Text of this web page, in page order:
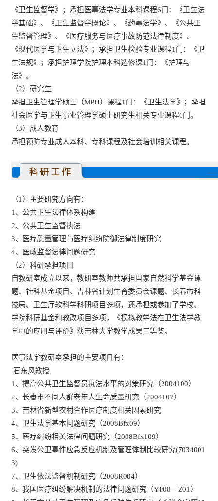
《卫生监督学》；承担医事法学专业本科课程6门：《卫生法
学基础》、《卫生监督学概论》、《药事法学》、《公共卫
生监督管理》、《医疗服务与医疗事故防范法律制度》、
《现代医学与卫生立法》；承担卫生检验专业课程1门：《卫
生法规》；承担护理学院护理本科选修课1门：《护理与
法》。
（2）研究生
承担卫生管理学硕士（MPH）课程1门：《卫生法学》；承担
社会医学与卫生事业管理学硕士研究生相关专业课程6门。
（3）成人教育
承担预防专业成人本科、专科课程及社会培训相关课程。
（1）主要研究方向有：
1、公共卫生法律体系构建
2、公共卫生监督执法
3、医疗质量管理与医疗纠纷防御法律制度研究
4、医政监督法律问题研究
（2）科研承担项目
自教研室成立以来，教研室教师共承担国家自然科学基金课
题、社科基金项目、吉林省计划生育委员会课题、长春市科
技局、卫生厅软科学科研项目多项，还承担或参加了学校、
学院科研基金和教改项目多项，《模拟教学法在卫生法学教
学中的应用与评价》获吉林大学教学成果三等奖。
医事法学教研室承担的主要项目有：
石东风教授
1、提高公共卫生监督员执法水平的对策研究（2004100）
2、长春市不同人群老年人生命质量研究（2004107）
3、吉林省新型农村合作医疗制度相关因素研究
4、卫生法学基本问题研究（2008Bfx09）
5、医疗纠纷相关法律问题研究（2008Bfx109）
6、突发公卫事件应急反应机制及管理体制比较研究(7034001
3)
7、卫生依法监督机制研究（2008R004）
8、我国医疗纠纷解决机制的法律问题研究（YF08—Z01）